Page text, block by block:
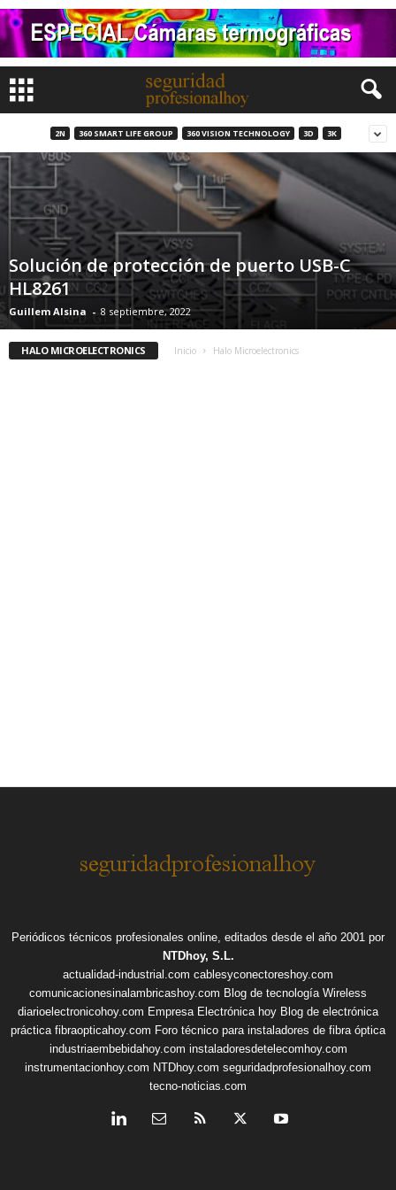
2N 360 SMART LIFE GROUP 360 VISION TECHNOLOGY 3D 3K
Solución de protección de puerto USB-C
HL8261
Guillem Alsina - 8 septiembre, 2022
HALO MICROELECTRONICS Inicio Halo Microelectronics
Periódicos técnicos profesionales online, editados desde el año 2001 por
NTDhoy, S.L.
actualidad-industrial.com cablesyconectoreshoy.com
comunicacionesinalambricashoy.com Blog de tecnología Wireless
diarioelectronicohoy.com Empresa Electrónica hoy Blog de electrónica
práctica fibraopticahoy.com Foro técnico para instaladores de fibra óptica
industriaembebidahoy.com instaladoresdetelecomhoy.com
instrumentacionhoy.com NTDhoy.com seguridadprofesionalhoy.com
tecno-noticias.com